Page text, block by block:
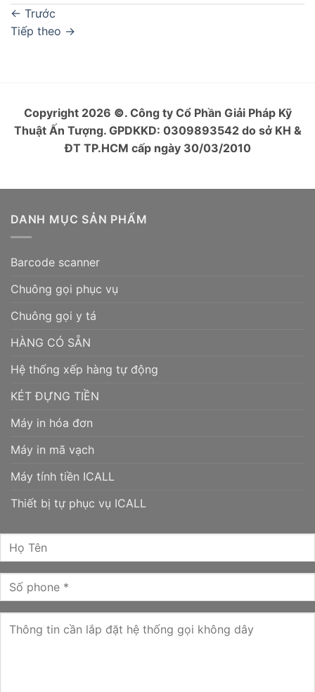
← Trước
Tiếp theo →
Copyright 2026 ©. Công ty Cổ Phần Giải Pháp Kỹ
Thuật Ấn Tượng. GPDKKD: 0309893542 do sở KH &
ĐT TP.HCM cấp ngày 30/03/2010
DANH MỤC SẢN PHẨM
Barcode scanner
Chuông gọi phục vụ
Chuông gọi y tá
HÀNG CÓ SẴN
Hệ thống xếp hàng tự động
KÉT ĐỰNG TIỀN
Máy in hóa đơn
Máy in mã vạch
Máy tính tiền ICALL
Thiết bị tự phục vụ ICALL